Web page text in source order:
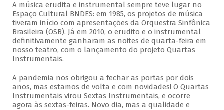
A música erudita e instrumental sempre teve lugar no
Espaço Cultural BNDES: em 1985, os projetos de música
tiveram início com apresentações da Orquestra Sinfônica
Brasileira (OSB). Já em 2010, o erudito e o instrumental
definitivamente ganharam as noites de quarta-feira em
nosso teatro, com o lançamento do projeto Quartas
Instrumentais.
A pandemia nos obrigou a fechar as portas por dois
anos, mas estamos de volta e com novidades! O Quartas
Instrumentais virou Sextas Instrumentais, e ocorre
agora às sextas-feiras. Novo dia, mas a qualidade e